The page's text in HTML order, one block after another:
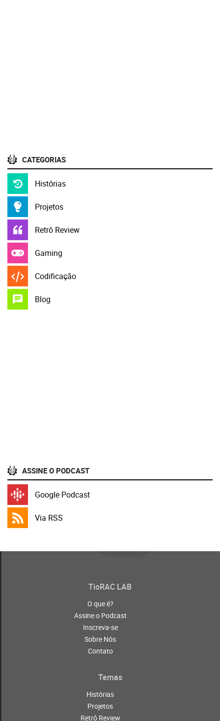
CATEGORIAS
Histórias
Projetos
Retrô Review
Gaming
Codificação
Blog
ASSINE O PODCAST
Google Podcast
Via RSS
TioRAC LAB
O que é?
Assine o Podcast
Inscreva-se
Sobre Nós
Contato
Temas
Histórias
Projetos
Retrô Review